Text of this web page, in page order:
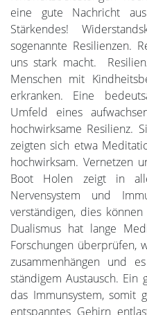
eine gute Nachricht
Stärkendes!
sogenannte Resilienzen.
uns stark macht.
Menschen mit
erkranken. Eine
Umfeld eines
hochwirksame Resilienz.
zeigten sich etwa
hochwirksam. Vernetzen
Boot Holen zeigt in
Nervensystem und
verständigen, dies
Dualismus hat lange
Forschungen überprüfen,
zusammenhängen und
ständigem Austausch. Ein
das Immunsystem, somit
entspanntes Gehirn